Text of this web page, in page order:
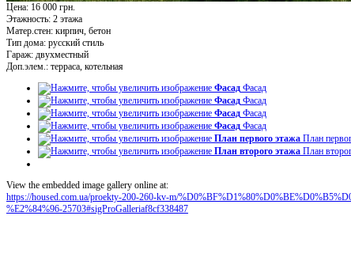
Цена: 16 000 грн.
Этажность: 2 этажа
Матер.стен: кирпич, бетон
Тип дома: русский стиль
Гараж: двухместный
Доп.элем.: терраса, котельная
Фасад Фасад
Фасад Фасад
Фасад Фасад
Фасад Фасад
План первого этажа План
План второго этажа План
View the embedded image gallery online at:
https://housed.com.ua/proekty-200-260-kv-m/
%E2%84%96-25703#sigProGalleriaf8cf338487